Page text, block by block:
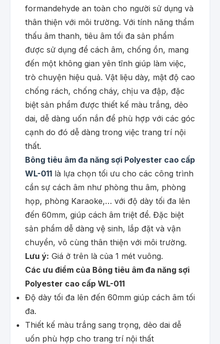
formandehyde an toàn cho người sử dụng và
thân thiện với môi trường. Với tính năng thẩm
thấu âm thanh, tiêu âm tối đa sản phẩm
được sử dụng để cách âm, chống ồn, mang
đến một không gian yên tĩnh giúp làm việc,
trò chuyện hiệu quả. Vật liệu dày, mật độ cao
chống rách, chống cháy, chịu va đập, đặc
biệt sản phẩm được thiết kế màu trắng, dẻo
dai, dễ dàng uốn nắn để phù hợp với các góc
cạnh do đó dễ dàng trong việc trang trí nội
thất.
Bông tiêu âm đa năng sợi Polyester cao cấp
WL-011 là lựa chọn tối ưu cho các công trình
cần sự cách âm như phòng thu âm, phòng
họp, phòng Karaoke,… với độ dày tối đa lên
đến 60mm, giúp cách âm triệt để. Đặc biệt
sản phẩm dễ dàng vệ sinh, lắp đặt và vận
chuyển, vô cùng thân thiện với môi trường.
Lưu ý: Giá ở trên là của 1 mét vuông.
Các ưu điểm của Bông tiêu âm đa năng sợi
Polyester cao cấp WL-011
Độ dày tối đa lên đến 60mm giúp cách âm tối
đa.
Thiết kế màu trắng sang trọng, dẻo dai dễ
uốn phù hợp cho trang trí nội thất